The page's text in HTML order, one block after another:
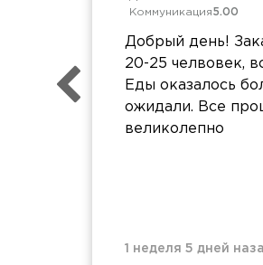
Коммуникация5.00
Добрый день!
20-25 челвовек,
Еды оказалось
ожидали. Все
великолепно
1 неделя 5 дней